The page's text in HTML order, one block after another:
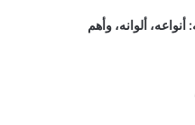
ألوانه، وأهم